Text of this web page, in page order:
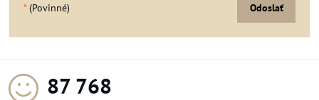
*(Povinné) Odoslať
94 128